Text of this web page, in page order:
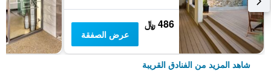
486 ﷼
عرض الصفقة
شاهد المزيد من الفنادق القريبة